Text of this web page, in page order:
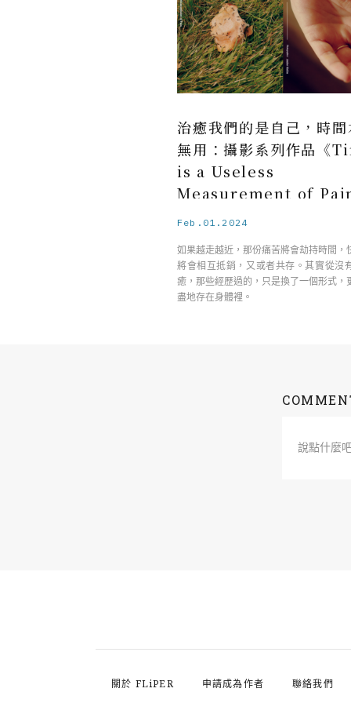
治癒我們的是自己，時
無用：攝影系列作品《
is a Useless
Measurement of
Feb.01.2024
如果越走越近，那份痛苦將會劫持時間，
將會相互抵銷，又或者共存。其實從沒
癒，那些經歷過的，只是換了一個形式，
盡地存在身體裡。
說點什麼
關於 FLiPER 申請成為作者 聯絡我們